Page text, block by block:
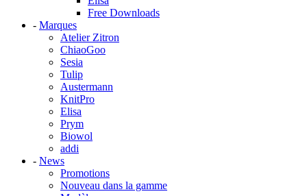
Free Downloads
- Marques
Atelier Zitron
ChiaoGoo
Sesia
Tulip
Austermann
KnitPro
Elisa
Prym
Biowol
addi
- News
Promotions
Nouveau dans la gamme